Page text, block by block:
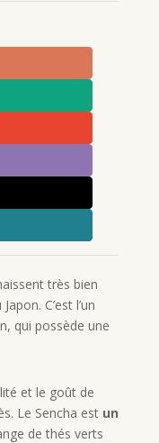
très bien
C’est l’un
qui possède une
et le goût de
Le Sencha est un
de thés verts